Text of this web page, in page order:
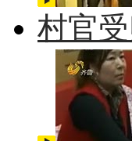
村官